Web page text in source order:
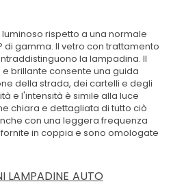
luminoso rispetto a una normale
di gamma. Il vetro con trattamento
la lampadina. Il
brillante consente una guida
della strada, dei cartelli e degli
e l'intensità è simile alla luce
chiara e dettagliata di tutto ciò
con una leggera frequenza
in coppia e sono omologate
LAMPADINE AUTO